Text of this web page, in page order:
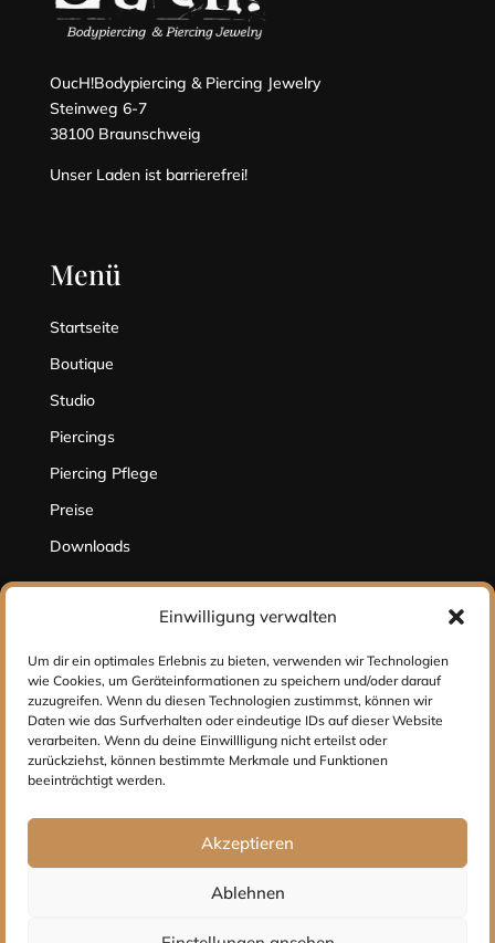
Einwilligung verwalten
Um dir ein optimales Erlebnis zu bieten, verwenden wir Technologien
wie Cookies, um Geräteinformationen zu speichern und/oder darauf
zuzugreifen. Wenn du diesen Technologien zustimmst, können wir
Daten wie das Surfverhalten oder eindeutige IDs auf dieser Website
verarbeiten. Wenn du deine Einwillligung nicht erteilst oder
zurückziehst, können bestimmte Merkmale und Funktionen
beeinträchtigt werden.
Akzeptieren
Ablehnen
OucH!Bodypiercing & Piercing Jewelry
Steinweg 6-7
38100 Braunschweig
Unser Laden ist barrierefrei!
Menü
Startseite
Boutique
Studio
Piercings
Piercing Pflege
Preise
Downloads
Kontakt
Impressum
Datenschutz
Social Media